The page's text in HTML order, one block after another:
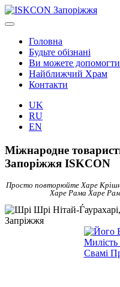
Головна
Будьте обізнані
Ви можете допомогти
Найближчий Храм
Контакти
UK
RU
EN
Міжнародне
Запоріжжя ISKCON
Просто повторюйте Харе
Харе Рама Харе